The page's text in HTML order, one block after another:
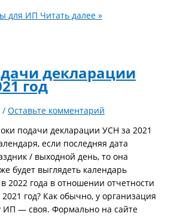
для ИП Читать далее »
декларации
год
/Оставьте комментарий
подачи декларации УСН за 2021
если последняя дата
/ выходной день, то она
будет выглядеть календарь
2022 года в отношении отчетности
год? Как обычно, у организация
ИП — своя. Формально на сайте